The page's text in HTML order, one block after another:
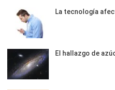
La tecnología
El hallazgo de